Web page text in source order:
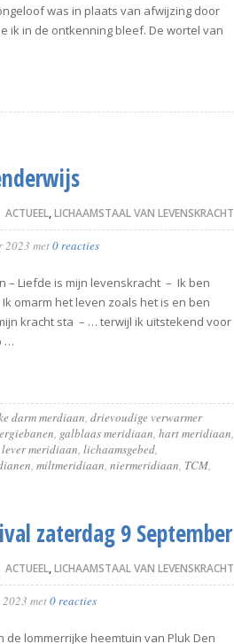
was in plaats van afwijzing door
ik in de ontkenning bleef. De wortel van
ACTUEEL,LICHAAMSTAAL VAN LEVENSKRACHT
2023 met0 reacties
– Liefde is mijn levenskracht – Ik ben
omarm het leven zoals het is en ben
kracht sta – … terwijl ik uitstekend voor
…
darm merdiaan, drievoudige verwarmer
, galblaas meridiaan, hart meridiaan,
lever meridiaan, lichaamsgebed,
, miltmeridiaan, niermeridiaan, TCM,
zaterdag 9 September
ACTUEEL,LICHAAMSTAAL VAN LEVENSKRACHT
2023 met0 reacties
lommerrijke heemtuin van Pluk Den